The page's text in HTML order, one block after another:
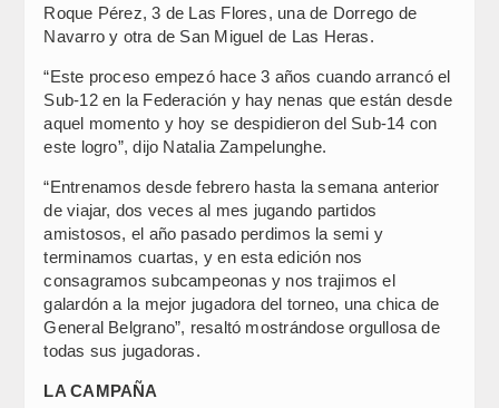
Roque Pérez, 3 de Las Flores, una de Dorrego de
Navarro y otra de San Miguel de Las Heras.
“Este proceso empezó hace 3 años cuando arrancó el
Sub-12 en la Federación y hay nenas que están desde
aquel momento y hoy se despidieron del Sub-14 con
este logro”, dijo Natalia Zampelunghe.
“Entrenamos desde febrero hasta la semana anterior
de viajar, dos veces al mes jugando partidos
amistosos, el año pasado perdimos la semi y
terminamos cuartas, y en esta edición nos
consagramos subcampeonas y nos trajimos el
galardón a la mejor jugadora del torneo, una chica de
General Belgrano”, resaltó mostrándose orgullosa de
todas sus jugadoras.
LA CAMPAÑA